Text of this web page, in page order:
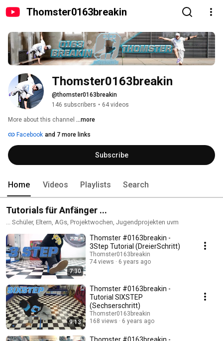
Thomster0163breakin
Thomster0163breakin
@thomster0163breakin
146 subscribers • 64 videos
More about this channel ...more
Facebook and 7 more links
Subscribe
Home Videos Playlists Search
Tutorials für Anfänger ...
... Schüler, Eltern, AGs, Projektwochen, Jugendprojekten uvm
7:30
Thomster #0163breakin -
3Step Tutorial (DreierSchritt)
Thomster0163breakin
74 views
6 years ago
9:13
Thomster #0163breakin -
Tutorial SIXSTEP
(Sechserschritt)
Thomster0163breakin
168 views
6 years ago